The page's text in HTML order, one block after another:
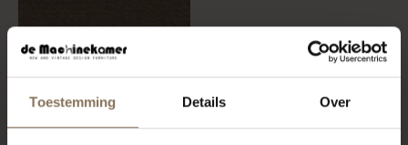
Toestemming Details Over